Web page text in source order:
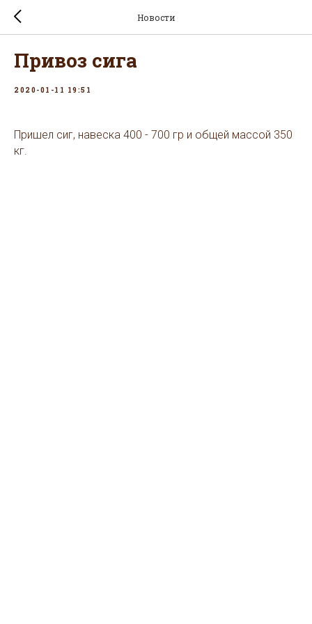
Новости
Привоз сига
2020-01-11 19:51
Пришел сиг, навеска 400 - 700 гр и общей массой 350
кг.